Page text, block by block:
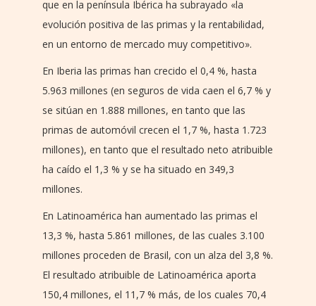
que en la península Ibérica ha subrayado «la
evolución positiva de las primas y la rentabilidad,
en un entorno de mercado muy competitivo».
En Iberia las primas han crecido el 0,4 %, hasta
5.963 millones (en seguros de vida caen el 6,7 % y
se sitúan en 1.888 millones, en tanto que las
primas de automóvil crecen el 1,7 %, hasta 1.723
millones), en tanto que el resultado neto atribuible
ha caído el 1,3 % y se ha situado en 349,3
millones.
En Latinoamérica han aumentado las primas el
13,3 %, hasta 5.861 millones, de las cuales 3.100
millones proceden de Brasil, con un alza del 3,8 %.
El resultado atribuible de Latinoamérica aporta
150,4 millones, el 11,7 % más, de los cuales 70,4